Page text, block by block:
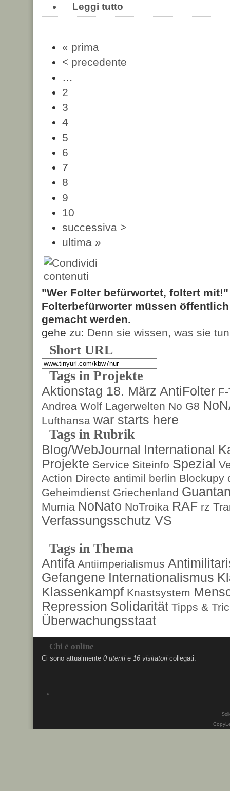
Leggi tutto
« prima
< precedente
2
3
4
5
6
7
8
9
10
successiva >
ultima »
"Wer Folter befürwortet, foltert
Folterbefürworter müssen
gemacht werden.
gehe zu: Denn sie wissen, was sie tun
Short URL
Tags in Projekte
Aktionstag 18. März AntiFolter
Andrea Wolf Lagerwelten No G8
Lufthansa war starts here
Tags in Rubrik
Blog/WebJournal International
Projekte Service Siteinfo Spezial
Action Directe antimil berlin Blockupy
Geheimdienst Griechenland
Mumia NoNato NoTroika RAF rz
Verfassungsschutz VS
Tags in Thema
Antifa Antiimperialismus
Gefangene Internationalismus
Klassenkampf Knastsystem
Repression Solidarität Tipps &
Überwachungsstaat
Chi è online
Ci sono attualmente 0 utenti e 16 visitatori collegati.